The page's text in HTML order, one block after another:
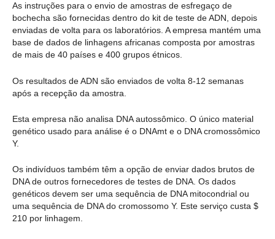
As instruções para o envio de amostras de esfregaço de
bochecha são fornecidas dentro do kit de teste de ADN, depois
enviadas de volta para os laboratórios. A empresa mantém uma
base de dados de linhagens africanas composta por amostras
de mais de 40 países e 400 grupos étnicos.
Os resultados de ADN são enviados de volta 8-12 semanas
após a recepção da amostra.
Esta empresa não analisa DNA autossômico. O único material
genético usado para análise é o DNAmt e o DNA cromossômico
Y.
Os indivíduos também têm a opção de enviar dados brutos de
DNA de outros fornecedores de testes de DNA. Os dados
genéticos devem ser uma sequência de DNA mitocondrial ou
uma sequência de DNA do cromossomo Y. Este serviço custa $
210 por linhagem.